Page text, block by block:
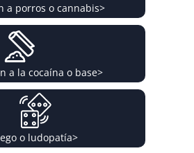
a porros o cannabis>
a la cocaína o base>
o ludopatía>